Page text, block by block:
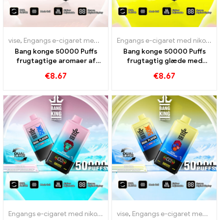
vise, Engangs e-cigaret med nikotin ,Engangs e-cigaretter ,
Bang konge 50000 Puffs
frugtagtige aromaer af
kiwi for en intensiv
€8.67
Engangs e-cigaret med nikotin
Bang konge 50000 Puffs
frugtagtig glæde med
vandmelonboble
€8.67
Engangs e-cigaret med nikotin Engangs e-cigaretter,Engangs e-
vise, Engangs e-cigaret med nikotin